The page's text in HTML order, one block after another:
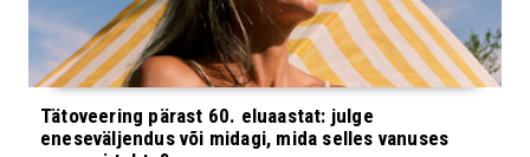
Tätoveering pärast 60. eluaastat: julge
eneseväljendus või midagi, mida selles vanuses